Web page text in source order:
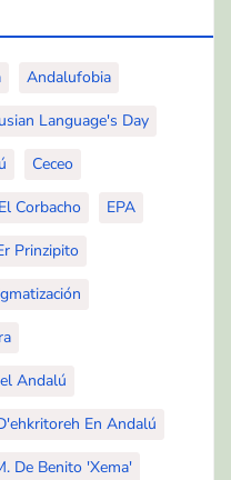
Andalufobia
Language's Day
Ceceo
El Corbacho EPA
Prinzipito
Andalú
En Andalú
De Benito 'Xema'